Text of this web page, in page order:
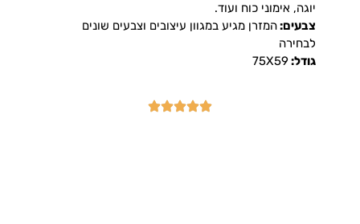
יוגה, אימוני כוח ועוד.
צבעים:המזרן מגיע במגוון עיצובים וצבעים שונים
לבחירה
גודל: 75X59